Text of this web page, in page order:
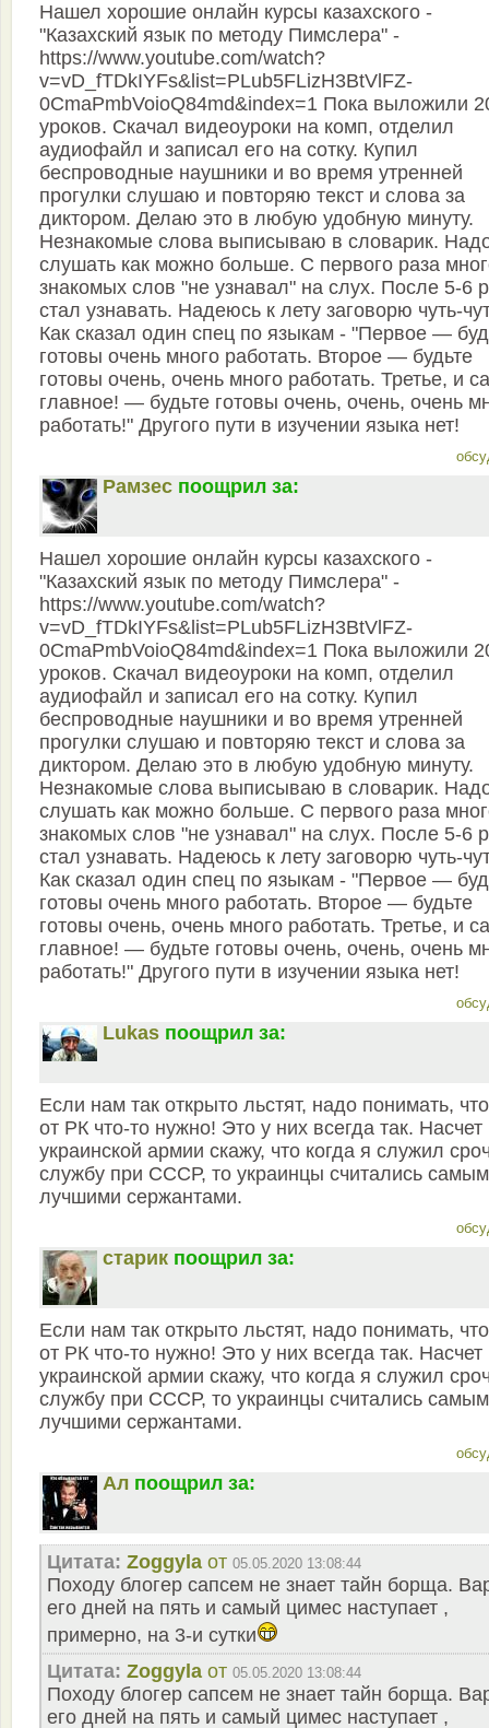
Нашел хорошие онлайн курсы казахского -
"Казахский язык по методу Пимслера" -
https://www.youtube.com/watch?
v=vD_fTDkIYFs&list=PLub5FLizH3BtVlFZ-
0CmaPmbVoioQ84md&index=1 Пока выложили
уроков. Скачал видеоуроки на комп, отделил
аудиофайл и записал его на сотку. Купил
беспроводные наушники и во время утренней
прогулки слушаю и повторяю текст и слова за
диктором. Делаю это в любую удобную минуту.
Незнакомые слова выписываю в словарик.
слушать как можно больше. С первого раза
знакомых слов "не узнавал" на слух. После 5-6
стал узнавать. Надеюсь к лету заговорю чуть-
Как сказал один спец по языкам - "Первое —
готовы очень много работать. Второе — будьте
готовы очень, очень много работать. Третье, и
главное! — будьте готовы очень, очень, очень
работать!" Другого пути в изучении языка нет!
Рамзес поощрил за:
Нашел хорошие онлайн курсы казахского -
"Казахский язык по методу Пимслера" -
https://www.youtube.com/watch?
v=vD_fTDkIYFs&list=PLub5FLizH3BtVlFZ-
0CmaPmbVoioQ84md&index=1 Пока выложили
уроков. Скачал видеоуроки на комп, отделил
аудиофайл и записал его на сотку. Купил
беспроводные наушники и во время утренней
прогулки слушаю и повторяю текст и слова за
диктором. Делаю это в любую удобную минуту.
Незнакомые слова выписываю в словарик.
слушать как можно больше. С первого раза
знакомых слов "не узнавал" на слух. После 5-6
стал узнавать. Надеюсь к лету заговорю чуть-
Как сказал один спец по языкам - "Первое —
готовы очень много работать. Второе — будьте
готовы очень, очень много работать. Третье, и
главное! — будьте готовы очень, очень, очень
работать!" Другого пути в изучении языка нет!
Lukas поощрил за:
Если нам так открыто льстят, надо понимать,
от РК что-то нужно! Это у них всегда так. Насчет
украинской армии скажу, что когда я служил
службу при СССР, то украинцы считались
лучшими сержантами.
старик поощрил за:
Если нам так открыто льстят, надо понимать,
от РК что-то нужно! Это у них всегда так. Насчет
украинской армии скажу, что когда я служил
службу при СССР, то украинцы считались
лучшими сержантами.
Ал поощрил за:
Цитата: Zoggyla от 05.05.2020 13:08:44
Походу блогер сапсем не знает тайн борща.
его дней на пять и самый цимес наступает ,
примерно, на 3-и сутки
Цитата: Zoggyla от 05.05.2020 13:08:44
Походу блогер сапсем не знает тайн борща.
его дней на пять и самый цимес наступает ,